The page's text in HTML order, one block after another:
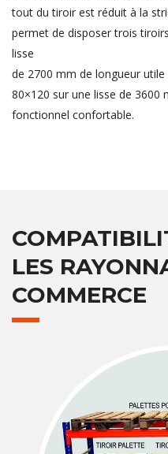
tout du tiroir est réduit à la
permet de disposer trois
lisse
de 2700 mm de longueur
80×120 sur une lisse de 3600
fonctionnel confortable.
LES
COMMERCE